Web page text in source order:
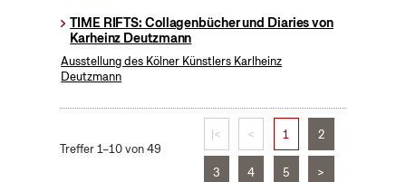
TIME RIFTS: Collagenbücher und Diaries von
Karheinz Deutzmann
Ausstellung des Kölner Künstlers Karlheinz
Deutzmann
Treffer 1–10 von 49
|< < 1 2
3 4 5 >